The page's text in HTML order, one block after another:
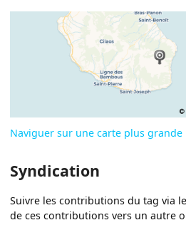
Naviguer sur une carte plus grande
Syndication
Suivre les contributions du tag via
de ces contributions vers un autre